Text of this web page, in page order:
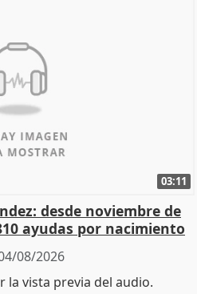
03:11
desde noviembre de
ayudas por nacimiento
08/2026